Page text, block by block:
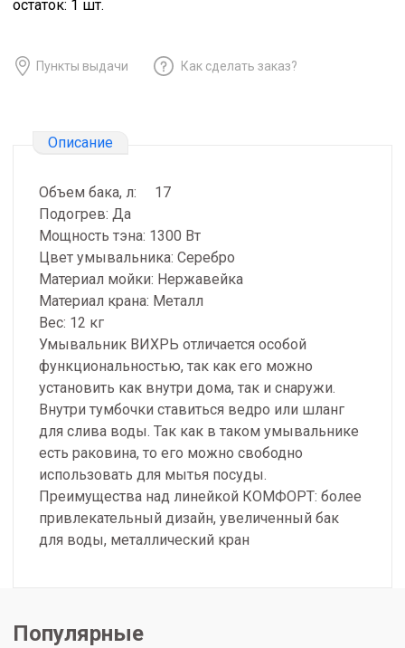
остаток: 1 шт.
Пункты выдачи Как сделать заказ?
Описание
Объем бака, л: 17
Подогрев: Да
Мощность тэна: 1300 Вт
Цвет умывальника: Серебро
Материал мойки: Нержавейка
Материал крана: Металл
Вес: 12 кг
Умывальник ВИХРЬ отличается особой
функциональностью, так как его можно
установить как внутри дома, так и снаружи.
Внутри тумбочки ставиться ведро или шланг
для слива воды. Так как в таком умывальнике
есть раковина, то его можно свободно
использовать для мытья посуды.
Преимущества над линейкой КОМФОРТ: более
привлекательный дизайн, увеличенный бак
для воды, металлический кран
Популярные